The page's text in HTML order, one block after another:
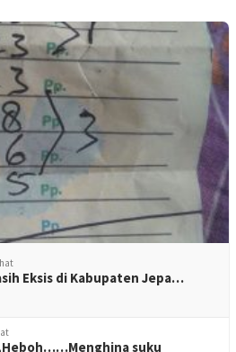
Eksis di Kabupaten Jepa…
suku